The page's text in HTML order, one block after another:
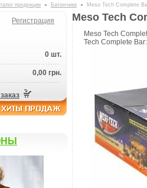
продукции Батончики Meso Tech Complete
Регистрация
0 шт.
0,00 грн.
Meso Tech
Meso Tech
Tech Complete